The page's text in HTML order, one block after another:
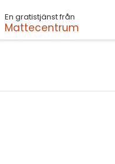
En gratistjänst från
Mattecentrum